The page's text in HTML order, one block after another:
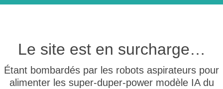
Le site est en surcharge…
Étant bombardés par les robots aspirateurs pour
alimenter les super-duper-power modèle IA du